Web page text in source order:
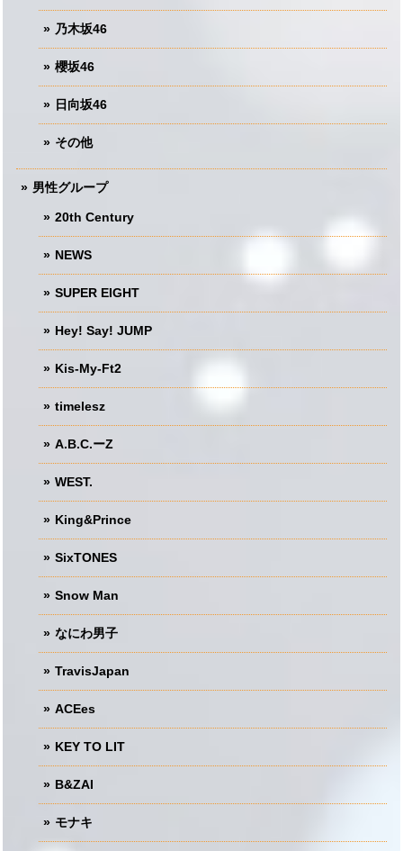
乃木坂46
櫻坂46
日向坂46
その他
男性グループ
20th Century
NEWS
SUPER EIGHT
Hey! Say! JUMP
Kis-My-Ft2
timelesz
A.B.C.ーZ
WEST.
King&Prince
SixTONES
Snow Man
なにわ男子
TravisJapan
ACEes
KEY TO LIT
B&ZAI
モナキ